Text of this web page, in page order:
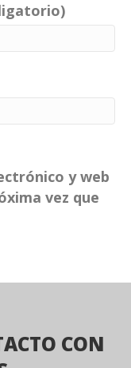
y web
vez que
CON